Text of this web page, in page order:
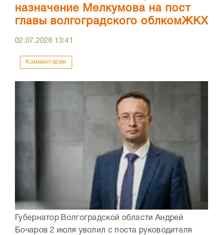
назначение Мелкумова на пост
главы волгоградского облкомЖКХ
02.07.2026 13:41
Комментарии
Губернатор Волгоградской области Андрей
Бочаров 2 июля уволил с поста руководителя